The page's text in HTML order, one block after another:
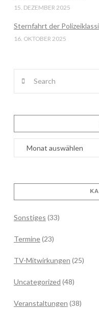
15. DEZEMBER 2025
Sternfahrt der
16. OKTOBER 2025
Archiv
Sonstiges (33)
Termine(23)
TV-Mitwirkungen (25)
Uncategorized (48)
Veranstaltungen (38)